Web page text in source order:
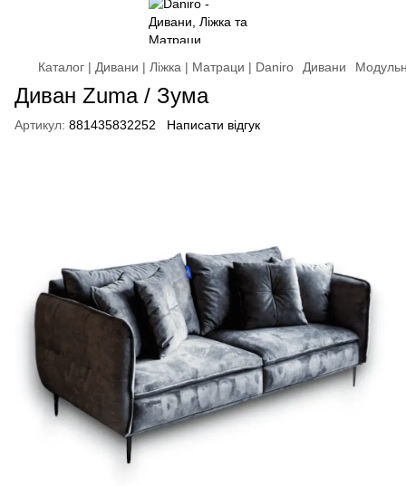
Каталог | Дивани | Ліжка | Матраци | Daniro Дивани
Диван Zuma / Зума
Артикул: 881435832252 Написати відгук